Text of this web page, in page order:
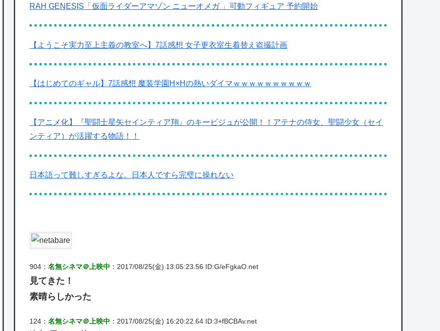
RAH GENESIS「仮面ライダーアマゾン ニューオメガ 」可動フィギュア 予約開始
【ようこそ実力至上主義の教室へ】7話感想 女子更衣室生着替え盗撮計画
【はじめてのギャル】7話感想 魔装学園H×Hの熱いダイマｗｗｗｗｗｗｗｗｗｗ
【アニメ化】『聖闘士星矢セインティア翔』のキービジュが公開！！アテナの侍女、聖闘少女（セイ
ンティア）が活躍する物語！！
日本語って難しすぎるよな。日本人ですら完璧に操れない
904： 名無シネマ＠上映中 ：2017/08/25(金) 13:05:23.56 ID:G/eFgkaO.net
見てきた！
素晴らしかった
124： 名無シネマ＠上映中 ：2017/08/25(金) 16:20:22.64 ID:3+fBCBAv.net